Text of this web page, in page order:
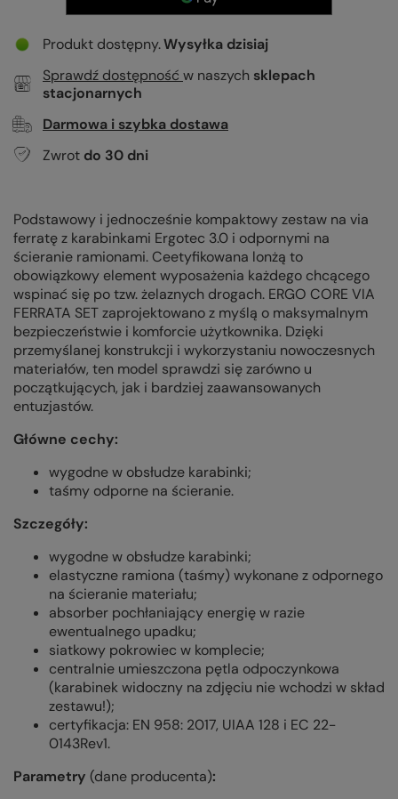
Produkt dostępny Wysyłka dzisiaj
Sprawdź dostępność w naszych sklepach
stacjonarnych
Darmowa i szybka dostawa
Zwrot do 30 dni
Podstawowy i jednocześnie kompaktowy zestaw na via
ferratę z karabinkami Ergotec 3.0 i odpornymi na
ścieranie ramionami. Ceetyfikowana lonżą to
obowiązkowy element wyposażenia każdego chcącego
wspinać się po tzw. żelaznych drogach. ERGO CORE VIA
FERRATA SETzaprojektowano z myślą o maksymalnym
bezpieczeństwie i komforcie użytkownika. Dzięki
przemyślanej konstrukcji i wykorzystaniu nowoczesnych
materiałów, ten model sprawdzi się zarówno u
początkujących, jak i bardziej zaawansowanych
entuzjastów.
Główne cechy:
wygodne w obsłudze karabinki;
taśmy odporne na ścieranie.
Szczegóły:
wygodne w obsłudze karabinki;
elastyczne ramiona (taśmy) wykonane z odpornego
na ścieranie materiału;
absorber pochłaniający energię w razie
ewentualnego upadku;
siatkowy pokrowiec w komplecie;
centralnie umieszczona pętla odpoczynkowa
(karabinek widoczny na zdjęciu nie wchodzi w skład
zestawu!);
certyfikacja: EN 958: 2017, UIAA 128 i EC 22-
0143Rev1.
Parametry (dane producenta):